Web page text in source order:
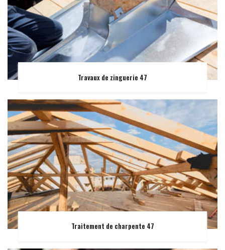
Travaux de zinguerie 47
Traitement de charpente 47